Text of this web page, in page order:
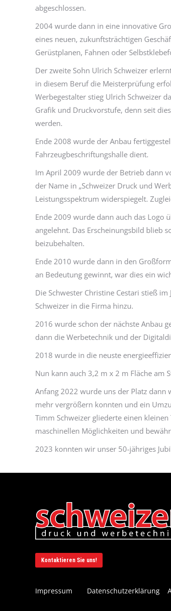
abgeschlossen.
2004 wurde dann in eine innovative
eines neuen, zukunftsträchtigen
Gerüstplanen, Fahnen oder
Der zweite Sohn Ulrich Schweizer
in diesem Beruf die Meisterprüfung
Werbegestalter stieg Ulrich Schweizer
Grafik und Druckvorstufe, denn seit
werden.
Ende 2008 wurde der Anbau
Fahrzeugbeschriftungshalle dient.
Im April 2009 wurde der Betrieb dann
der Name in „Schweizer Druck und
Leistungsspektrum widerspiegelt.
Ende 2009 wurde dann auch das Logo
angelehnt. Das Erscheinungsbild blieb
beizubehalten.
Ende 2010 wurde dann in den
an Bedeutung gewinnt, war dies ein
Die Schwester Christine Cestari stieß
Schweizer in die Firma hinzu.
2016 wurde schon der nächste Anbau
dann die Werbetechnik und der
2018 wurde in die neuste
Nun kann auch 3,2 m x 2 m Fläche am
Anfang 2022 wurde uns der Platz
mehr vergrößern konnten und ein
Timm Schweizer gliederte einen
maschinellen Möglichkeiten und
2023 konnten wir unser 50-jähriges
Kontaktieren Sie uns!
Impressum Datenschutzerklärung